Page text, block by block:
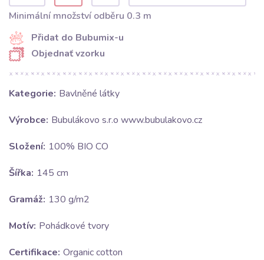
Minimální množství odběru 0.3 m
Přidat do Bubumix-u
Objednať vzorku
Kategorie: Bavlněné látky
Výrobce: Bubulákovo s.r.o www.bubulakovo.cz
Složení: 100% BIO CO
Šířka: 145 cm
Gramáž: 130 g/m2
Motív: Pohádkové tvory
Certifikace: Organic cotton